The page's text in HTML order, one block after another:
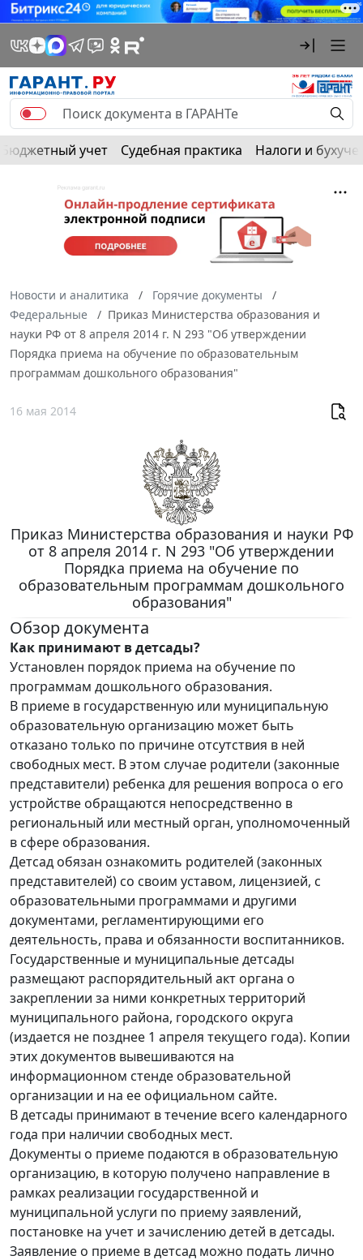
Бюджетный учет Судебная практика Налоги и
Новости и аналитика
Горячие документы
Федеральные
Приказ Министерства образования и
науки РФ от 8 апреля 2014 г. N 293 "Об утверждении
Порядка приема на обучение по образовательным
программам дошкольного образования"
16 мая 2014
Приказ Министерства образования и науки РФ
от 8 апреля 2014 г. N 293 "Об утверждении
Порядка приема на обучение по
образовательным программам дошкольного
образования"
Обзор документа
Как принимают в детсады?
Установлен порядок приема на обучение по
программам дошкольного образования.
В приеме в государственную или муниципальную
образовательную организацию может быть
отказано только по причине отсутствия в ней
свободных мест. В этом случае родители (законные
представители) ребенка для решения вопроса о его
устройстве обращаются непосредственно в
региональный или местный орган, уполномоченный
в сфере образования.
Детсад обязан ознакомить родителей (законных
представителей) со своим уставом, лицензией, с
образовательными программами и другими
документами, регламентирующими его
деятельность, права и обязанности воспитанников.
Государственные и муниципальные детсады
размещают распорядительный акт органа о
закреплении за ними конкретных территорий
муниципального района, городского округа
(издается не позднее 1 апреля текущего года). Копии
этих документов вывешиваются на
информационном стенде образовательной
организации и на ее официальном сайте.
В детсады принимают в течение всего календарного
года при наличии свободных мест.
Документы о приеме подаются в образовательную
организацию, в которую получено направление в
рамках реализации государственной и
муниципальной услуги по приему заявлений,
постановке на учет и зачислению детей в детсады.
Заявление о приеме в детсад можно подать лично